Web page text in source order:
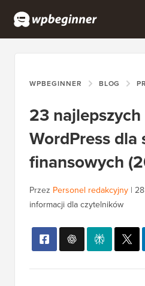
WPBEGINNER BLOG
23
WordPress dla
finansowych
Przez Personel redakcyjny |
informacji dla czytelników